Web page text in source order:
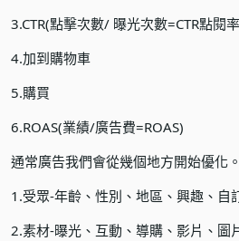
3.CTR(點擊次數/ 曝光次數=CTR點閱
4.加到購物車
5.購買
6.ROAS(業績/廣告費=ROAS)
通常廣告我們會從幾個地方開始優化。
1.受眾-年齡、性別、地區、興趣、自
2.素材-曝光、互動、導購、影片、圖